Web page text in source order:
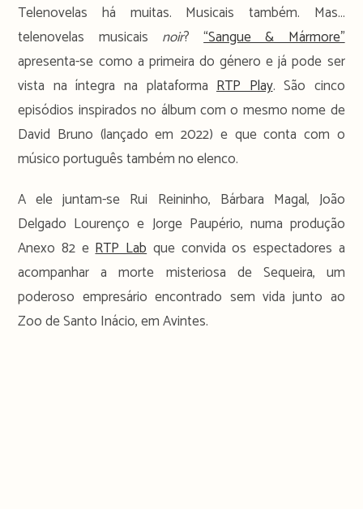
Telenovelas há muitas. Musicais também. Mas…
telenovelas musicais noir?“Sangue & Mármore”
apresenta-se como a primeira do género e já pode ser
vista na íntegra na plataformaRTP Play. São cinco
episódios inspirados no álbum com o mesmo nome de
David Bruno (lançado em 2022) e que conta com o
músico português também no elenco.
A ele juntam-se Rui Reininho, Bárbara Magal, João
Delgado Lourenço e Jorge Paupério, numa produção
Anexo 82 eRTP Labque convida os espectadores a
acompanhar a morte misteriosa de Sequeira, um
poderoso empresário encontrado sem vida junto ao
Zoo de Santo Inácio, em Avintes.